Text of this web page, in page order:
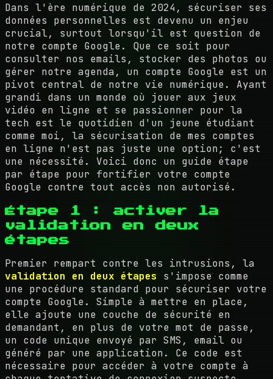
Dans l'ère numérique de 2024, sécuriser ses
données personnelles est devenu un enjeu
crucial, surtout lorsqu'il est question de
notre compte Google. Que ce soit pour
consulter nos emails, stocker des photos ou
gérer notre agenda, un compte Google est un
pivot central de notre vie numérique. Ayant
grandi dans un monde où jouer aux jeux
vidéo en ligne et se passionner pour la
tech est le quotidien d'un jeune étudiant
comme moi, la sécurisation de mes comptes
en ligne n'est pas juste une option; c'est
une nécessité. Voici donc un guide étape
par étape pour fortifier votre compte
Google contre tout accès non autorisé.
Étape 1 : activer la
validation en deux
étapes
Premier rempart contre les intrusions, la
validation en deux étapes s'impose comme
une procédure standard pour sécuriser votre
compte Google. Simple à mettre en place,
elle ajoute une couche de sécurité en
demandant, en plus de votre mot de passe,
un code unique envoyé par SMS, email ou
généré par une application. Ce code est
nécessaire pour accéder à votre compte à